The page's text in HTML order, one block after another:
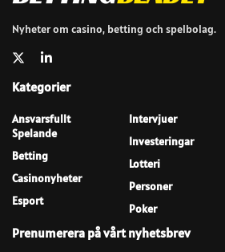
Nyheter om casino, betting och spelbolag.
Kategorier
Ansvarsfullt
Spelande
Betting
Casinonyheter
Esport
Intervjuer
Investeringar
Lotteri
Personer
Poker
Prenumerera på vårt nyhetsbrev